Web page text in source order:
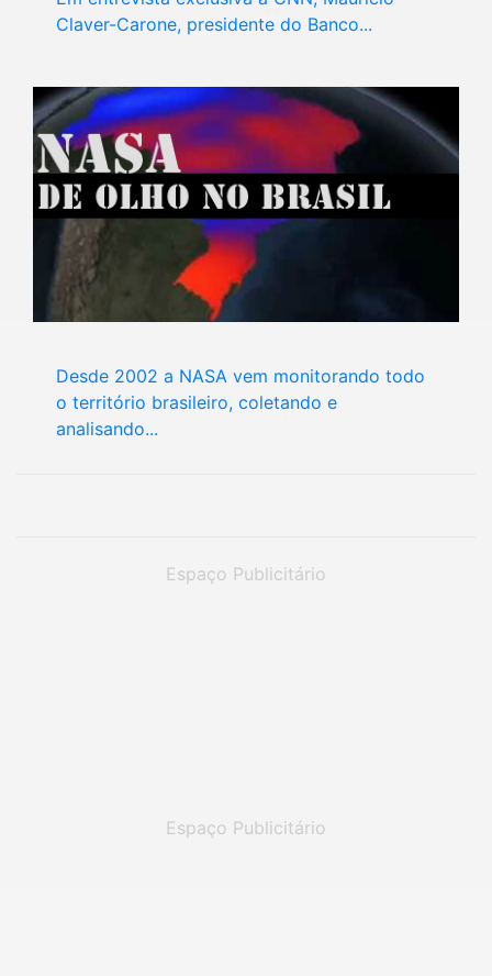
Claver-Carone, presidente do Banco...
Desde 2002 a NASA vem monitorando todo
o território brasileiro, coletando e
analisando...
Espaço Publicitário
Espaço Publicitário